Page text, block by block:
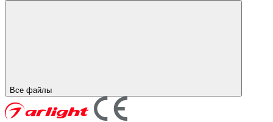
Все файлы